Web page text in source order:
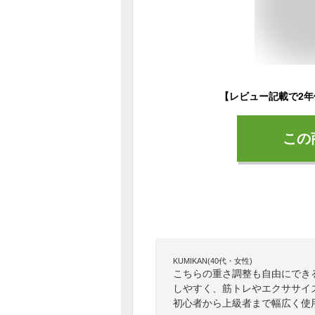
こ
KUMIKAN(40代・女性)
こちらの重さ調整も自由にで
しやすく、筋トレやエクササ
初心者から上級者まで幅広く